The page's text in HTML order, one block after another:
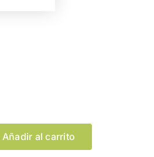
Añadir al carrito